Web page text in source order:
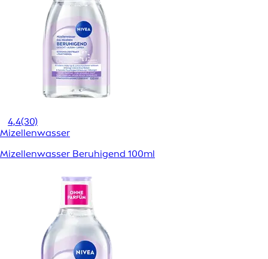
4,4(30)
Mizellenwasser
Mizellenwasser Beruhigend 100ml